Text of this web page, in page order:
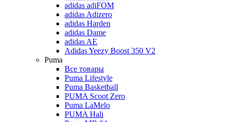
adidas adiFOM
adidas Adizero
adidas Harden
adidas Dame
adidas AE
Adidas Yeezy Boost 350 V2
Puma
Все товары
Puma Lifestyle
Puma Basketball
PUMA Scoot Zero
Puma LaMelo
PUMA Hali